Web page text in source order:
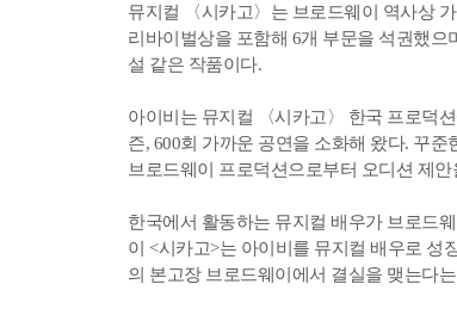
뮤지컬 〈시카고〉는 브로드웨이 역사상
리바이벌상을 포함해 6개 부문을 석권했
설 같은 작품이다.
아이비는 뮤지컬 〈시카고〉 한국 프로덕
즌, 600회 가까운 공연을 소화해 왔다. 꾸
브로드웨이 프로덕션으로부터 오디션 제
한국에서 활동하는 뮤지컬 배우가 브로드
이 <시카고>는 아이비를 뮤지컬 배우로 성
의 본고장 브로드웨이에서 결실을 맺는다